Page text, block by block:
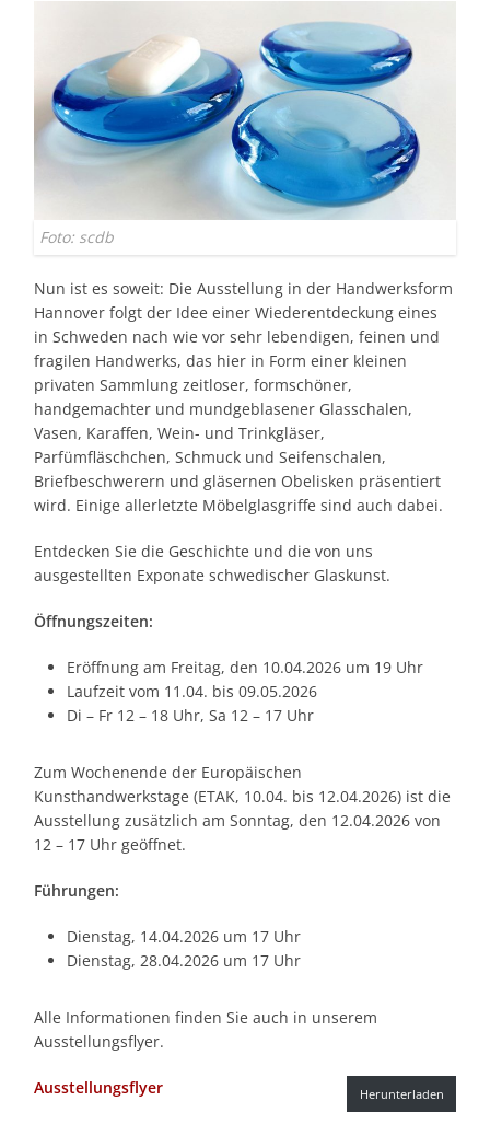
Foto: scdb
Nun ist es soweit: Die Ausstellung in der Handwerksform
Hannover folgt der Idee einer Wiederentdeckung eines
in Schweden nach wie vor sehr lebendigen, feinen und
fragilen Handwerks, das hier in Form einer kleinen
privaten Sammlung zeitloser, formschöner,
handgemachter und mundgeblasener Glasschalen,
Vasen, Karaffen, Wein- und Trinkgläser,
Parfümfläschchen, Schmuck und Seifenschalen,
Briefbeschwerern und gläsernen Obelisken präsentiert
wird. Einige allerletzte Möbelglasgriffe sind auch dabei.
Entdecken Sie die Geschichte und die von uns
ausgestellten Exponate schwedischer Glaskunst.
Öffnungszeiten:
Eröffnung am Freitag, den 10.04.2026 um 19 Uhr
Laufzeit vom 11.04. bis 09.05.2026
Di – Fr 12 – 18 Uhr, Sa 12 – 17 Uhr
Zum Wochenende der Europäischen
Kunsthandwerkstage (ETAK, 10.04. bis 12.04.2026) ist die
Ausstellung zusätzlich am Sonntag, den 12.04.2026 von
12 – 17 Uhr geöffnet.
Führungen:
Dienstag, 14.04.2026 um 17 Uhr
Dienstag, 28.04.2026 um 17 Uhr
Alle Informationen finden Sie auch in unserem
Ausstellungsflyer.
Ausstellungsflyer Herunterladen